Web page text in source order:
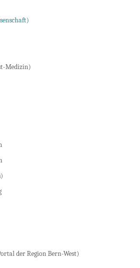
Medizin)
der Region Bern-West)